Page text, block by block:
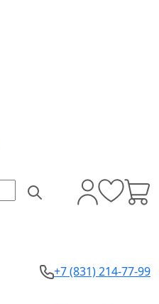
+7 (831) 214-77-99